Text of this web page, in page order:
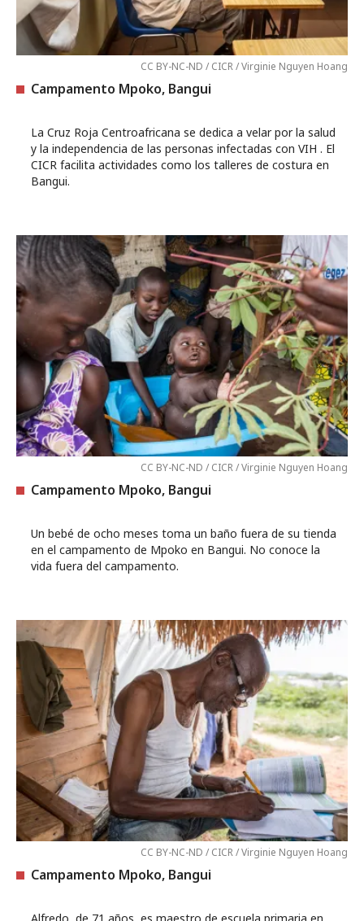
CC BY-NC-ND / CICR / Virginie Nguyen Hoang
Campamento Mpoko, Bangui
La Cruz Roja Centroafricana se dedica a velar por la salud
y la independencia de las personas infectadas con VIH . El
CICR facilita actividades como los talleres de costura en
Bangui.
CC BY-NC-ND / CICR / Virginie Nguyen Hoang
Campamento Mpoko, Bangui
Un bebé de ocho meses toma un baño fuera de su tienda
en el campamento de Mpoko en Bangui. No conoce la
vida fuera del campamento.
CC BY-NC-ND / CICR / Virginie Nguyen Hoang
Campamento Mpoko, Bangui